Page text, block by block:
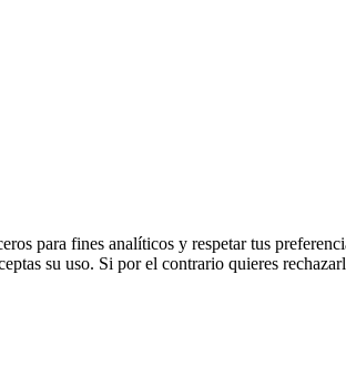
para fines analíticos y respetar tus
su uso. Si por el contrario quieres